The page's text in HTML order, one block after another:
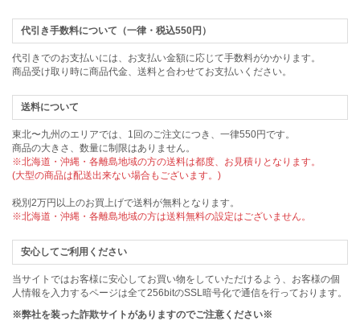
代引き手数料について（一律・税込550円）
代引きでのお支払いには、お支払い金額に応じて手数料がかかります。
商品受け取り時に商品代金、送料と合わせてお支払いください。
送料について
東北〜九州のエリアでは、1回のご注文につき、一律550円です。
商品の大きさ、数量に制限はありません。
※北海道・沖縄・各離島地域の方の送料は都度、お見積りとなります。
(大型の商品は配送出来ない場合もございます。)
税別2万円以上のお買上げで送料が無料となります。
※北海道・沖縄・各離島地域の方は送料無料の設定はございません。
安心してご利用ください
当サイトではお客様に安心してお買い物をしていただけるよう、お客様の個
人情報を入力するページは全て256bitのSSL暗号化で通信を行っております。
※弊社を装った詐欺サイトがありますのでご注意ください※